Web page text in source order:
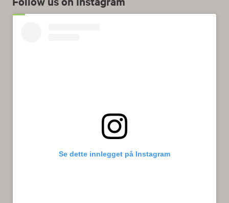
Se dette innlegget på Instagram